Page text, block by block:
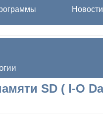
Новости
SD ( I-O